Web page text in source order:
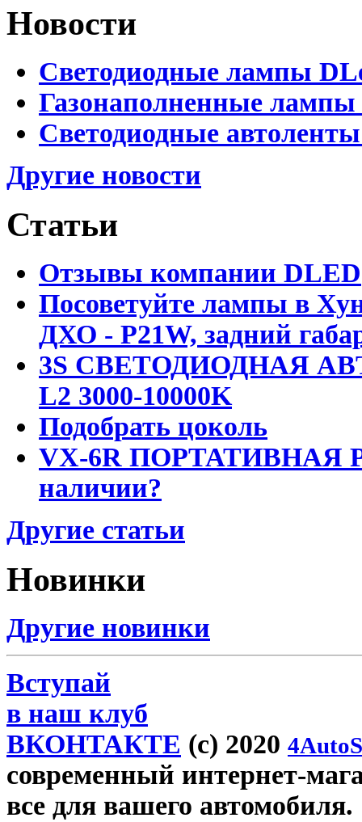
Новости
Светодиодные лампы
Газонаполненные
Светодиодные
Другие новости
Статьи
Отзывы компании DLED
Посоветуйте лампы в
ДХО - P21W, задний
3S СВЕТОДИОДНАЯ
L2 3000-10000K
Подобрать цоколь
VX-6R ПОРТАТИВНАЯ
наличии?
Другие статьи
Новинки
Другие новинки
Вступай
в наш клуб
ВКОНТАКТЕ (c) 2020
современный интернет-
все для вашего автомобиля.